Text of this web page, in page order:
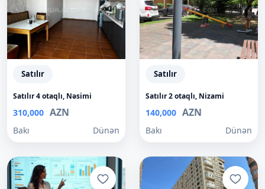
Satılır
Satılır 4 otaqlı, Nəsimi
310,000 AZN
Bakı Dünən
Satılır
Satılır 2 otaqlı, Nizami
140,000 AZN
Bakı Dünən